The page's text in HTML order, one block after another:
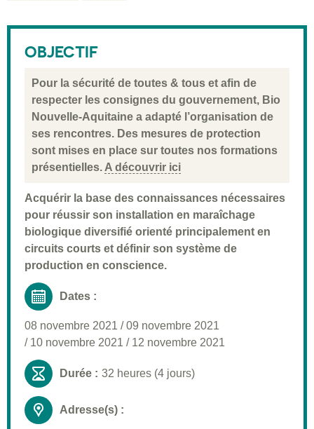
Validation
Moyens pédagogiques
Informations pratiques
OBJECTIF
Pour la sécurité de toutes & tous et afin de
respecter les consignes du gouvernement, Bio
Nouvelle-Aquitaine a adapté l’organisation de
ses rencontres. Des mesures de protection
sont mises en place sur toutes nos formations
présentielles. A découvrir ici
Acquérir la base des connaissances nécessaires
pour réussir son installation en maraîchage
biologique diversifié orienté principalement en
circuits courts et définir son système de
production en conscience.
Dates :
08 novembre 2021 /09 novembre 2021
/ 10 novembre 2021 / 12 novembre 2021
Durée : 32 heures (4 jours)
Adresse(s) :